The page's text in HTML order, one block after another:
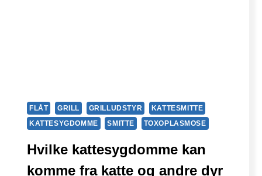
FLÅT GRILL GRILLUDSTYR
KATTESMITTE
KATTESYGDOMME
SMITTE TOXOPLASMOSE
Hvilke kattesygdomme kan
komme fra katte og andre dyr